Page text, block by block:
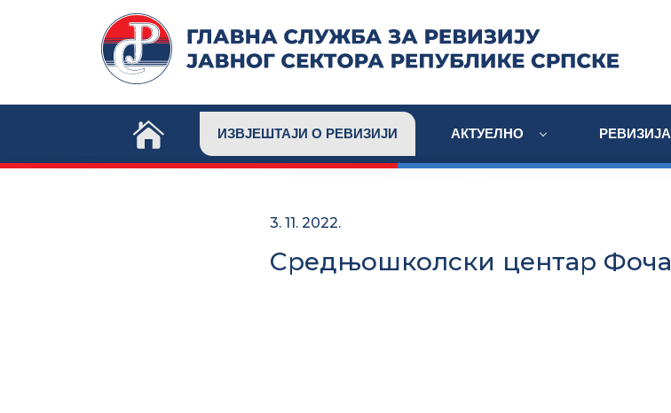
ИЗВЈЕШТАЈИ О РЕВИЗИЈИ АКТУЕЛНО РЕВИЗИЈА
3. 11. 2022.
Средњошколски центар Фоча